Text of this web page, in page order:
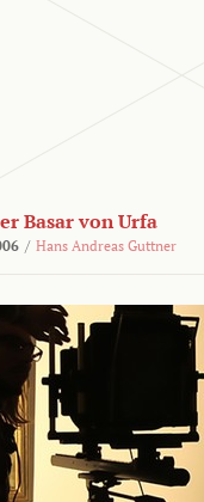
Basar von Urfa
/ Hans Andreas Guttner